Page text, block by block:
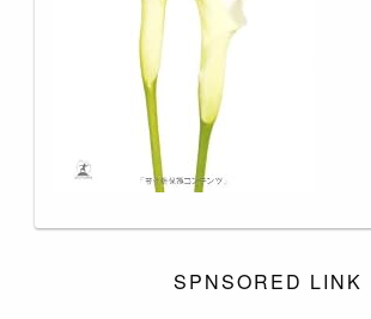
SPNSORED LINK